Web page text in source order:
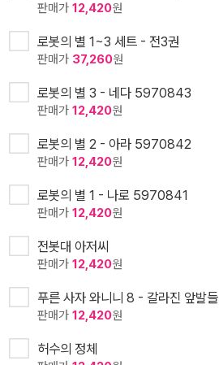
판매가 12,420원
로봇의 별 1~3 세트 - 전3권
판매가 37,260원
로봇의 별 3 - 네다 5970843
판매가 12,420원
로봇의 별 2 - 아라 5970842
판매가 12,420원
로봇의 별 1 - 나로 5970841
판매가 12,420원
전봇대 아저씨
판매가 12,420원
푸른 사자 와니니 8 - 갈라진 앞발들
판매가 12,420원
허수의 정체